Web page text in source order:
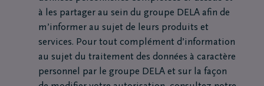
à les partager au sein du groupe DELA afin de
m’informer au sujet de leurs produits et
services. Pour tout complément d’information
au sujet du traitement des données à caractère
personnel par le groupe DELA et sur la façon